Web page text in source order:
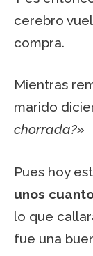
cerebro
compra.
Mientras
marido
chorrada?»
Pues hoy
unos
lo que
fue una